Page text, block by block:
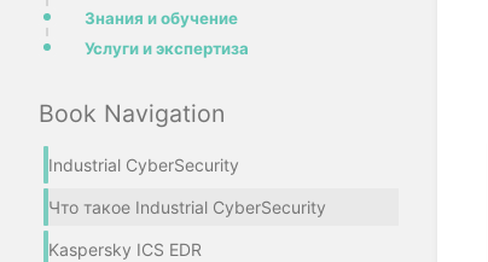
Знания и обучение
Услуги и экспертиза
Book Navigation
Industrial CyberSecurity
Что такое Industrial CyberSecurity
Kaspersky ICS EDR